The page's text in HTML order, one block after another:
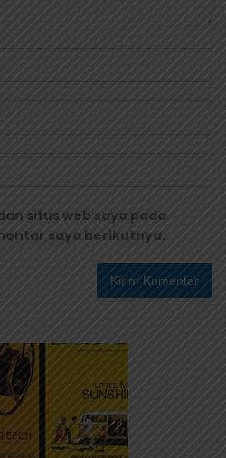
situs web saya pada
saya berikutnya.